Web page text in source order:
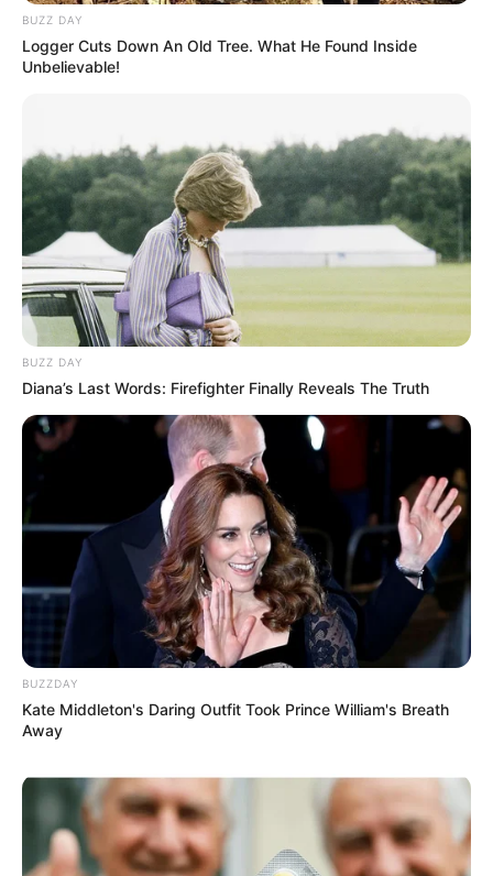
BUZZ DAY
Logger Cuts Down An Old Tree. What He Found Inside
Unbelievable!
BUZZ DAY
Diana’s Last Words: Firefighter Finally Reveals The Truth
BUZZDAY
Kate Middleton's Daring Outfit Took Prince William's Breath
Away